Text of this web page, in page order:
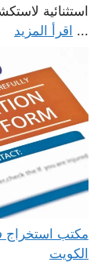
استثنائية
... اقرأ المزيد
الكويت